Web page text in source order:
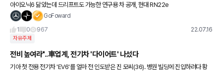
아이오닉6 닮았는데 드리프트도 가능한 연구용 차 공개, 현대 RN22e
GoFoward
1
0 967 22.07.16
자유주제
전비 높여라"..車업계, 전기차 '다이어트' 나섰다
기아 첫 전용 전기차 'EV6'를 얼마 전 인도받은 진 모씨(36). 병원 빌딩에 진입하려다 황